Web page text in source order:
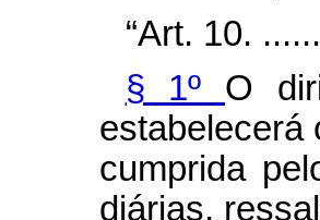
“Art. 10.
§ 1º O
estabelecerá
cumprida
diárias,